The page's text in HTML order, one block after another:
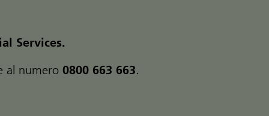
Services.
al numero 0800 663 663.